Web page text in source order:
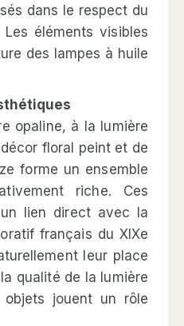
dans le respect du
Les éléments visibles
des lampes à huile
opaline, à la lumière
floral peint et de
forme un ensemble
riche. Ces
lien direct avec la
français du XIXe
leur place
qualité de la lumière
jouent un rôle